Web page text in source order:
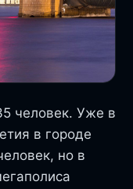
человек. Уже в
в городе
но в